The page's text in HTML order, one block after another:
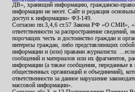
ДВ», хранящий информацию, гражданско-
информации не несет. Сайт и редакция
доступ к информации» ФЗ-149.
Согласно пп.3,4,6 ст.57 Закона РФ «О СМИ»,
ответственности за распространение сведений,
порочащих честь и достоинство граждан и
интересы граждан, либо представляющих
информации и (или) правами журналиста:
сообщений и материалов или их фрагментов,
информации (а также сообщения, переданные в
общественных организаций и объединений),
ответственности за данное нарушение
массовой информации».